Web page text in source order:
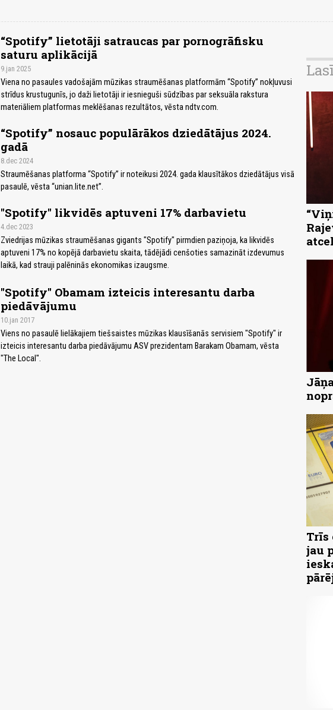
“Spotify” lietotāji satraucas par pornogrāfisku
saturu aplikācijā
9.jan 2025
Viena no pasaules vadošajām mūzikas straumēšanas platformām “Spotify” nokļuvusi
strīdus krustugunīs, jo daži lietotāji ir iesnieguši sūdzības par seksuāla rakstura
materiāliem platformas meklēšanas rezultātos, vēsta ndtv.com.
“Spotify” nosauc populārākos dziedātājus 2024.
gadā
8.dec 2024
Straumēšanas platforma “Spotify” ir noteikusi 2024. gada klausītākos dziedātājus visā
pasaulē, vēsta “unian.lite.net”.
"Spotify" likvidēs aptuveni 17% darbavietu
4.dec 2023
Zviedrijas mūzikas straumēšanas gigants "Spotify" pirmdien paziņoja, ka likvidēs
aptuveni 17% no kopējā darbavietu skaita, tādējādi cenšoties samazināt izdevumus
laikā, kad strauji palēninās ekonomikas izaugsme.
"Spotify" Obamam izteicis interesantu darba
piedāvājumu
10.jan 2017
Viens no pasaulē lielākajiem tiešsaistes mūzikas klausīšanās servisiem "Spotify" ir
izteicis interesantu darba piedāvājumu ASV prezidentam Barakam Obamam, vēsta
"The Local".
Trīs
jau